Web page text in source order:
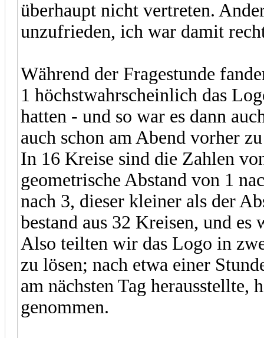
überhaupt nicht vertreten.
unzufrieden, ich war damit
Während der Fragestunde
1 höchstwahrscheinlich das
hatten - und so war es dann
auch schon am Abend vorher
In 16 Kreise sind die Zahlen
geometrische Abstand von 1
nach 3, dieser kleiner als der
bestand aus 32 Kreisen, und
Also teilten wir das Logo in
zu lösen; nach etwa einer
am nächsten Tag
genommen.